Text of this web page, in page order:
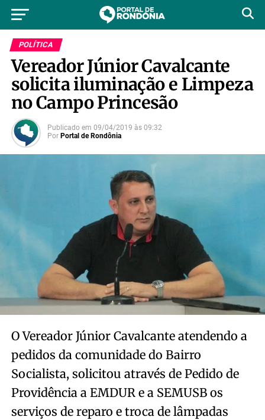
POLÍTICA
Vereador Júnior Cavalcante
solicita iluminação e Limpeza
no Campo Princesão
Publicado em 09/04/2019 às 09:32
Por Portal de Rondônia
O Vereador Júnior Cavalcante atendendo a
pedidos da comunidade do Bairro
Socialista, solicitou através de Pedido de
Providência a EMDUR e a SEMUSB os
serviços de reparo e troca de lâmpadas